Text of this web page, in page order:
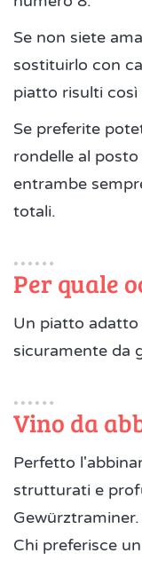
Se non siete
sostituirlo con
piatto risulti
Se preferite
rondelle al
entrambe
totali.
Per quale
Un piatto
sicuramente da
Vino da
Perfetto
strutturati e
Gewürztraminer.
Chi preferisce